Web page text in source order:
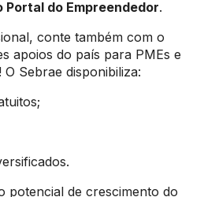
Portal do Empreendedor.
conte também com o
apoios do país para PMEs e
Sebrae disponibiliza:
potencial de crescimento do